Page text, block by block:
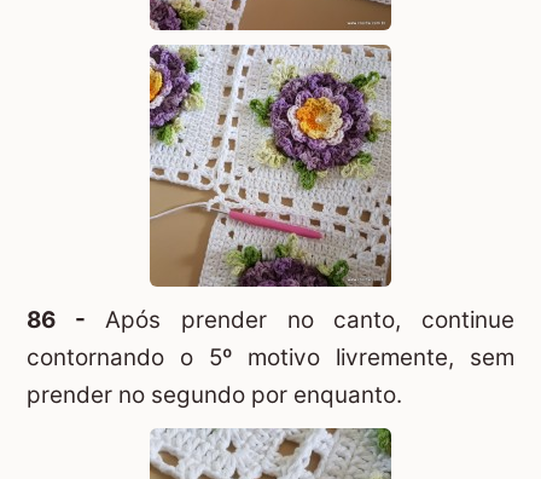
86 - Após prender no canto, continue
contornando o 5º motivo livremente, sem
prender no segundo por enquanto.